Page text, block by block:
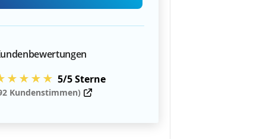
5/5 Sterne
Kundenstimmen)